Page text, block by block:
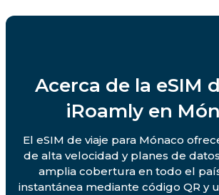
Acerca de la eSIM
iRoamly en
El eSIM de viaje para Mónaco
de alta velocidad y planes de
amplia cobertura en todo el
instantánea mediante código QR y